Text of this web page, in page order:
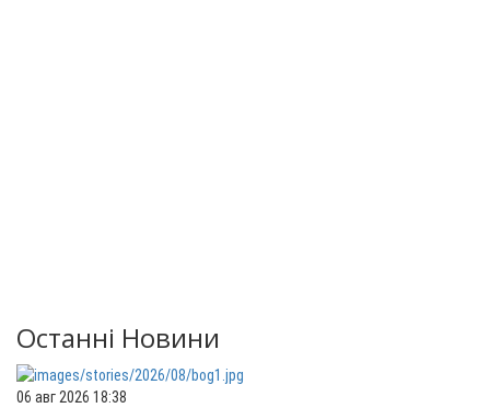
Останні Новини
06 авг 2026 18:38